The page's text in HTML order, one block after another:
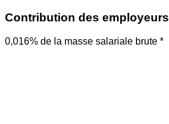
Contribution des employeurs
0,016% de la masse salariale brute *